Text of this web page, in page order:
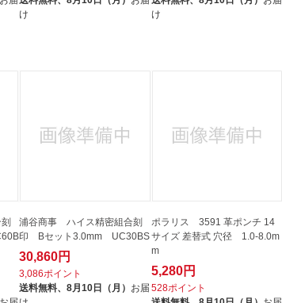
け
け
浦谷商事 ハイス精密組合刻
印 Bセット3.0mm UC30BS
30,860円
3,086ポイント
送料無料、8月10日（月） お届
ポラリス 3591 革ポンチ 14
サイズ 差替式 穴径 1.0-8.0m
m
5,280円
528ポイント